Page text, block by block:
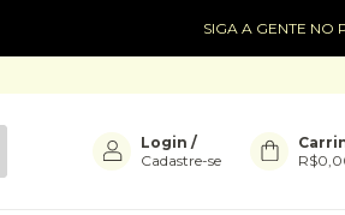
SIGA A GENTE NO PERFIL
Login /
Cadastre-se